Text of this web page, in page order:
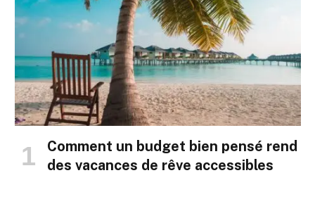
Comment un budget bien pensé rend
des vacances de rêve accessibles